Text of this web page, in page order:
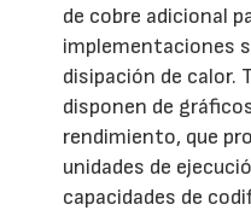
de cobre adicional
implementaciones
disipación de calor.
disponen de
rendimiento, que
unidades de
capacidades de